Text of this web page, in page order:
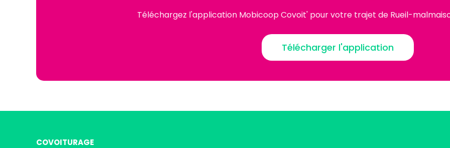
Téléchargez l'application Mobicoop Covoit' pour votre trajet de Rueil-
Télécharger l'application
COVOITURAGE